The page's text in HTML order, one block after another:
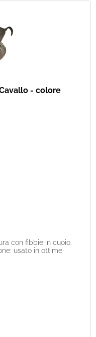
- colore
con fibbie in cuoio.
usato in ottime